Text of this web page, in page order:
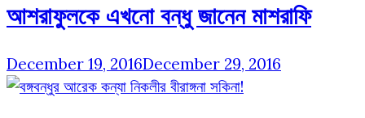
আশরাফুলকে এখনো বন্ধু জানেন মাশরাফি
December 19, 2016December 29, 2016